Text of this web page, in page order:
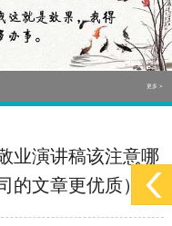
更多 >
更多 >
更多 >
更多 >
更多 >
业演讲稿该注意哪
的文章更优质）